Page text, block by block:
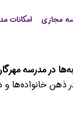
مجازی امکانات
در مدرسه
ذهن خانواده‌ها